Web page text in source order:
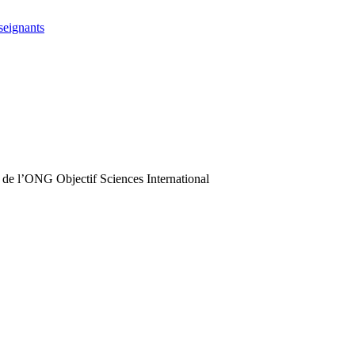
l’ONG Objectif Sciences International